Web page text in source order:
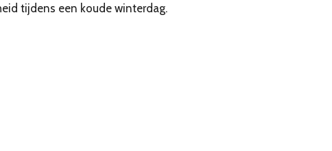
tijdens een koude winterdag.